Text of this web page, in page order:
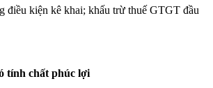
điều kiện kê khai; khấu trừ thuế GTGT đầu
tính chất phúc lợi